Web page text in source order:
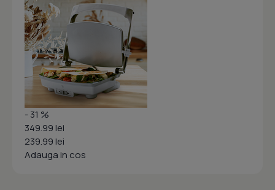
- 31 %
349.99 lei
239.99 lei
Adauga in cos